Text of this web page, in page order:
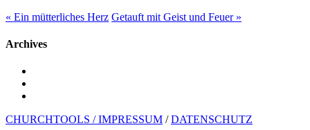
« Ein mütterliches Herz Getauft mit Geist und Feuer »
Archives
CHURCHTOOLS /IMPRESSUM /DATENSCHUTZ